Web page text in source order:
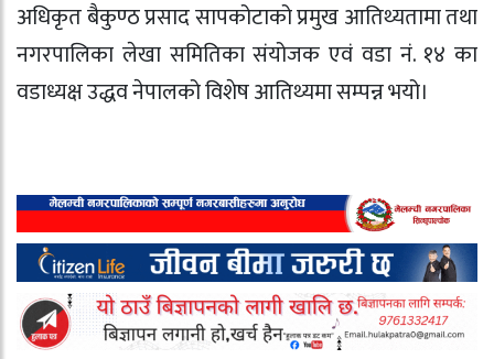
अधिकृत बैकुण्ठ प्रसाद सापकोटाको प्रमुख आतिथ्यतामा तथा
नगरपालिका लेखा समितिका संयोजक एवं वडा नं. १४ का
वडाध्यक्ष उद्धव नेपालको विशेष आतिथ्यमा सम्पन्न भयो।